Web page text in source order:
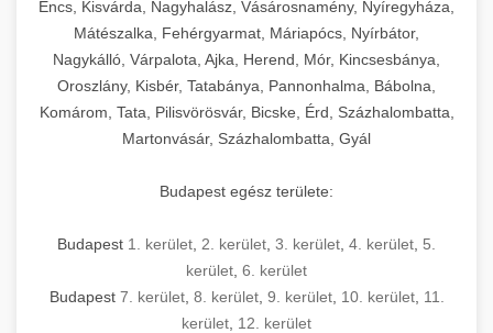
Encs, Kisvárda, Nagyhalász, Vásárosnamény, Nyíregyháza,
Mátészalka, Fehérgyarmat, Máriapócs, Nyírbátor,
Nagykálló, Várpalota, Ajka, Herend, Mór, Kincsesbánya,
Oroszlány, Kisbér, Tatabánya, Pannonhalma, Bábolna,
Komárom, Tata, Pilisvörösvár, Bicske, Érd, Százhalombatta,
Martonvásár, Százhalombatta, Gyál
Budapest egész területe:
Budapest 1. kerület 2. kerület 3. kerület 4. kerület 5.
kerület 6. kerület
Budapest 7. kerület, 8. kerület, 9. kerület, 10. kerület, 11.
kerület 12. kerület